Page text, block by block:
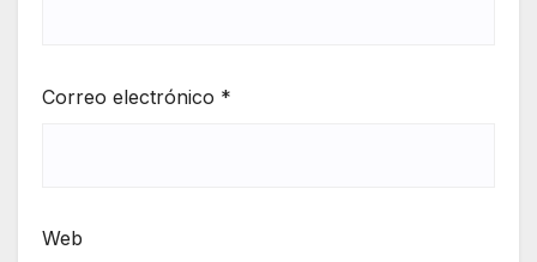
Correo electrónico *
Web